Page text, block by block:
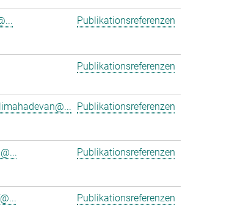
Publikationsreferenzen
Publikationsreferenzen
Publikationsreferenzen
Publikationsreferenzen
Publikationsreferenzen